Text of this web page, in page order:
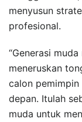
menyusun
profesional.
“Generasi
meneruskan
calon pemimpin
depan. Itulah
muda untuk